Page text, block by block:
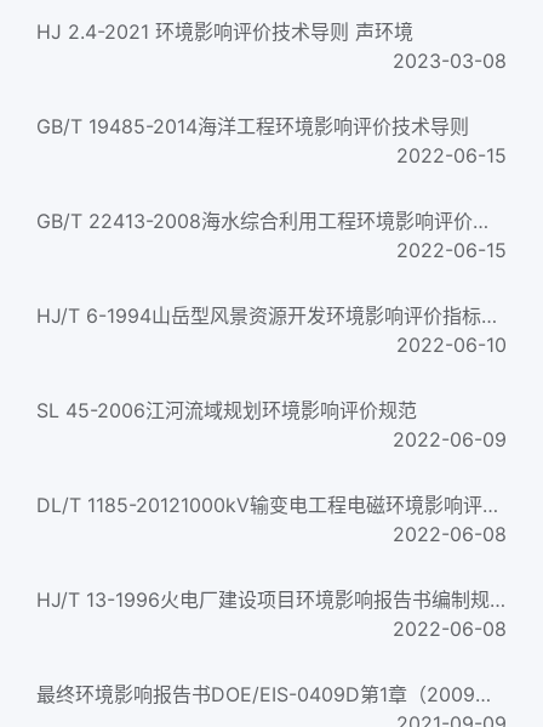
HJ 2.4-2021 环境影响评价技术导则 声环境
2023-03-08
GB/T 19485-2014海洋工程环境影响评价技术导则
2022-06-15
GB/T 22413-2008海水综合利用工程环境影响评价技术导则
2022-06-15
HJ/T 6-1994山岳型风景资源开发环境影响评价指标体系
2022-06-10
SL 45-2006江河流域规划环境影响评价规范
2022-06-09
DL/T 1185-20121000kV输变电工程电磁环境影响评价技术规范
2022-06-08
HJ/T 13-1996火电厂建设项目环境影响报告书编制规范Specification for formulating environmental Impact Statement...
2022-06-08
最终环境影响报告书DOE/EIS-0409D第1章（2009年）FINAL ENVIRONMENTAL IMPACT STATEMENT DOE/EIS-0409D CHAPTER1(2009)...